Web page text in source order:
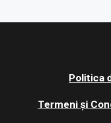
Politica
Termeni și